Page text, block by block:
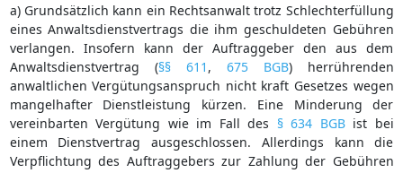
a) Grundsätzlich kann ein Rechtsanwalt trotz Schlechterfüllung
eines Anwaltsdienstvertrags die ihm geschuldeten Gebühren
verlangen. Insofern kann der Auftraggeber den aus dem
Anwaltsdienstvertrag (§§ 611 , 675 BGB) herrührenden
anwaltlichen Vergütungsanspruch nicht kraft Gesetzes wegen
mangelhafter Dienstleistung kürzen. Eine Minderung der
vereinbarten Vergütung wie im Fall des § 634 BGBist bei
einem Dienstvertrag ausgeschlossen. Allerdings kann die
Verpflichtung des Auftraggebers zur Zahlung der Gebühren